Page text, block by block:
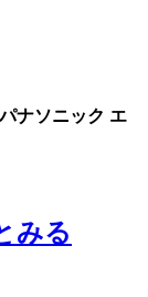
パナソニック エ
みる